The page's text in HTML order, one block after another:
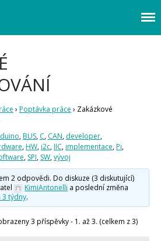
Staré fórum
O programování obecně
Vaše projekty
Co je to Arduino?
Začínáme s Arduinem
Arduino Software
Arduino s Massimem Banzim
a tvoření. Naučte se základy programování a
formou! Arduino a microbit projekty, návody,
› Poptávka práce › Zakázkové
,BUS, C, CAN, developer,
,HW,i2c,IIC,implementace,Pi,
, SPI, SW,vývoj
2 odpovědi. Do diskuze (3 diskutující)
KimiAntonelli a poslední změna
3 týdny.
3 příspěvky - 1. až 3. (celkem z 3)